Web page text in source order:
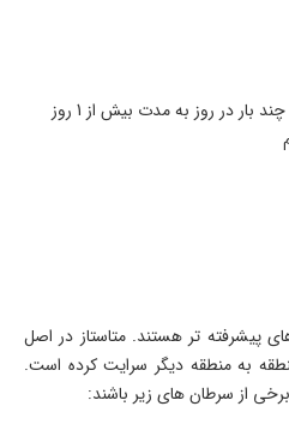
بار در روز به مدت بیش از 1 روز
پیشرفته تر هستند. متاستاز در اصل
به منطقه دیگر سرایت کرده است.
از سرطان های زیر باشند: